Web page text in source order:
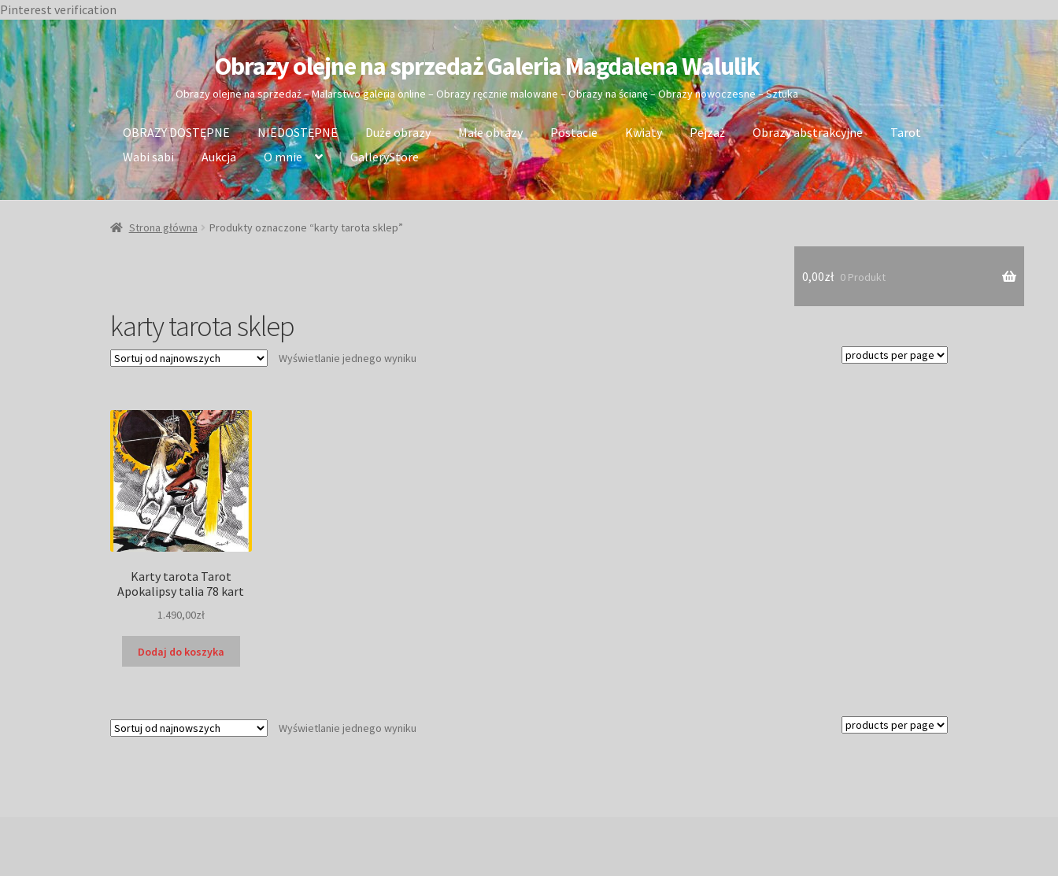
Pinterest verification
Przejdź
do
nawigacji
Przejdź
do
treści
Obrazy olejne na sprzedaż Galeria Magdalena Walulik
Obrazy olejne na sprzedaż – Malarstwo galeria online – Obrazy ręcznie malowane – Obrazy na ścianę – Obrazy nowoczesne – Sztuka
OBRAZY DOSTĘPNE NIEDOSTĘPNE Duże obrazy Małe obrazy Postacie Kwiaty Pejzaż Obrazy abstrakcyjne
Tarot
Wabi sabi
Aukcja O mnie GalleryStore
0,00zł 0 Produkt
Strona główna Produkty oznaczone “karty tarota sklep”
karty tarota sklep
Wyświetlanie jednego wyniku
Karty tarota Tarot
Apokalipsy talia 78 kart
1.490,00zł
Dodaj do koszyka
Wyświetlanie jednego wyniku